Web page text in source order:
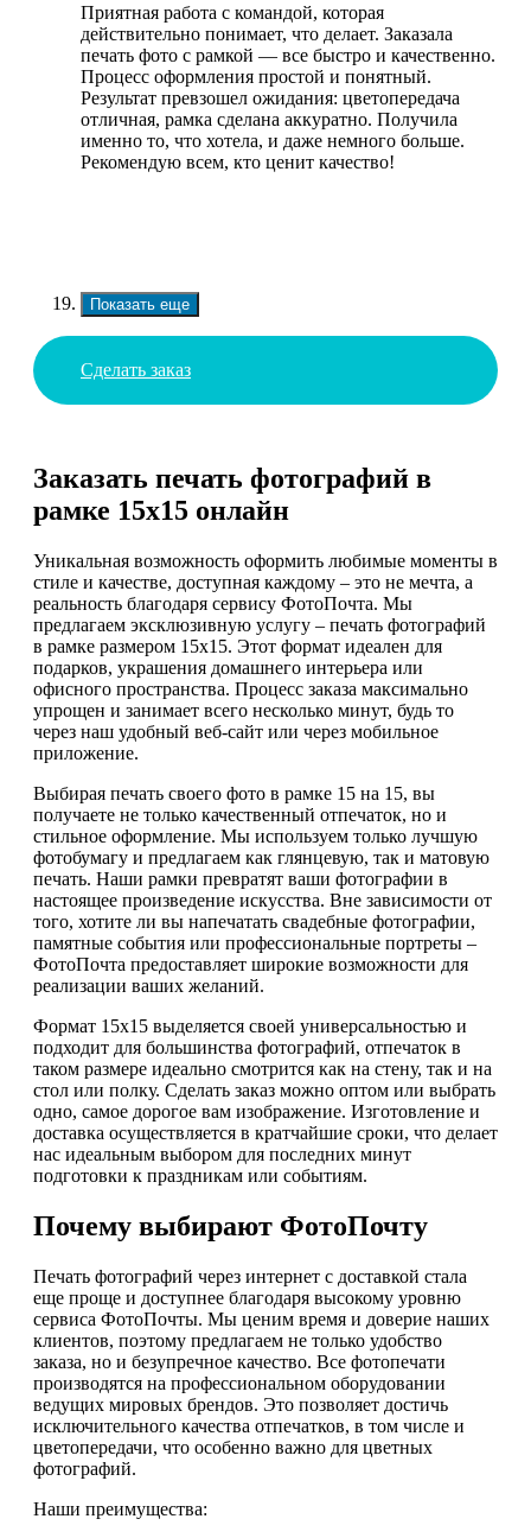
Приятная работа с командой, которая
действительно понимает, что делает. Заказала
печать фото с рамкой — все быстро и качественно.
Процесс оформления простой и понятный.
Результат превзошел ожидания: цветопередача
отличная, рамка сделана аккуратно. Получила
именно то, что хотела, и даже немного больше.
Рекомендую всем, кто ценит качество!
Показать еще
Сделать заказ
Заказать печать фотографий в
рамке 15х15 онлайн
Уникальная возможность оформить любимые моменты в
стиле и качестве, доступная каждому – это не мечта, а
реальность благодаря сервису ФотоПочта. Мы
предлагаем эксклюзивную услугу – печать фотографий
в рамке размером 15х15. Этот формат идеален для
подарков, украшения домашнего интерьера или
офисного пространства. Процесс заказа максимально
упрощен и занимает всего несколько минут, будь то
через наш удобный веб-сайт или через мобильное
приложение.
Выбирая печать своего фото в рамке 15 на 15, вы
получаете не только качественный отпечаток, но и
стильное оформление. Мы используем только лучшую
фотобумагу и предлагаем как глянцевую, так и матовую
печать. Наши рамки превратят ваши фотографии в
настоящее произведение искусства. Вне зависимости от
того, хотите ли вы напечатать свадебные фотографии,
памятные события или профессиональные портреты –
ФотоПочта предоставляет широкие возможности для
реализации ваших желаний.
Формат 15х15 выделяется своей универсальностью и
подходит для большинства фотографий, отпечаток в
таком размере идеально смотрится как на стену, так и на
стол или полку. Сделать заказ можно оптом или выбрать
одно, самое дорогое вам изображение. Изготовление и
доставка осуществляется в кратчайшие сроки, что делает
нас идеальным выбором для последних минут
подготовки к праздникам или событиям.
Почему выбирают ФотоПочту
Печать фотографий через интернет с доставкой стала
еще проще и доступнее благодаря высокому уровню
сервиса ФотоПочты. Мы ценим время и доверие наших
клиентов, поэтому предлагаем не только удобство
заказа, но и безупречное качество. Все фотопечати
производятся на профессиональном оборудовании
ведущих мировых брендов. Это позволяет достичь
исключительного качества отпечатков, в том числе и
цветопередачи, что особенно важно для цветных
фотографий.
Наши преимущества: